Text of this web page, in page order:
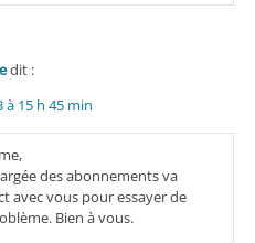
dit :
à 15 h 45 min
des abonnements va
avec vous pour essayer de
Bien à vous.